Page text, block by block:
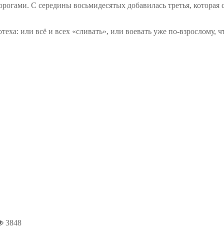
С середины восьмидесятых добавилась третья, которая
или всё и всех «сливать», или воевать уже по-взрослому,
3848